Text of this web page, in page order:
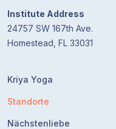
Institute Address
24757 SW 167th Ave.
Homestead, FL 33031
Kriya Yoga
Standorte
Nächstenliebe